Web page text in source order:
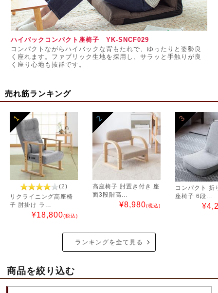
ハイバックコンパクト座椅子 YK-SNCF029
コンパクトながらハイバックな背もたれで、ゆったりと姿勢良
く座れます。ファブリック生地を採用し、サラッと手触りが良
く座り心地も抜群です。
売れ筋ランキング
1
(2)
リクライニング高座椅
子 肘掛け ラ...
¥18,800(税込)
2
高座椅子 肘置き付き 座
面3段階高...
¥8,980(税込)
3
コンパクト 折
座椅子 6段...
¥
ランキングを全て見る
商品を絞り込む